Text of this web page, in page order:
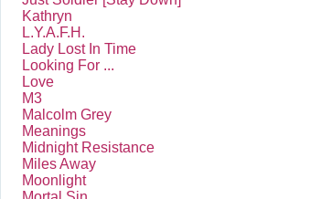
Kathryn
L.Y.A.F.H.
Lady Lost In Time
Looking For ...
Love
M3
Malcolm Grey
Meanings
Midnight Resistance
Miles Away
Moonlight